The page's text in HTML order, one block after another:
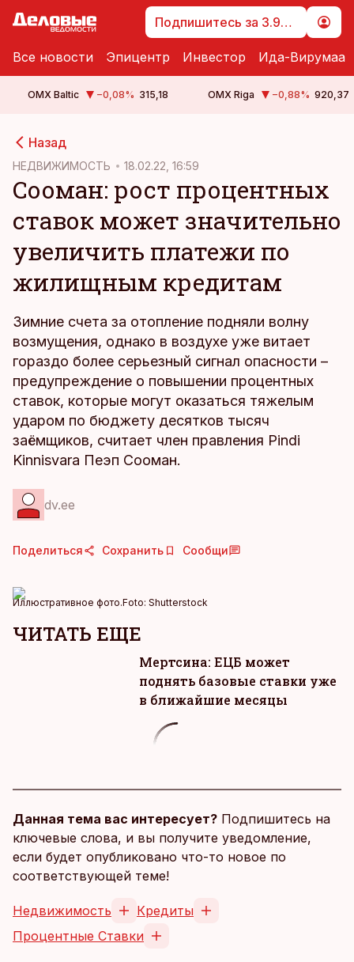
Подпишитесь за 3.99 €
Все новости Эпицентр Инвестор Ида-Вирумаа
OMX Baltic −0,08% 315,18 OMX Riga −0,88% 920,37
Назад
НЕДВИЖИМОСТЬ 18.02.22, 16:59
Сооман: рост процентных
ставок может значительно
увеличить платежи по
жилищным кредитам
Зимние счета за отопление подняли волну
возмущения, однако в воздухе уже витает
гораздо более серьезный сигнал опасности –
предупреждение о повышении процентных
ставок, которые могут оказаться тяжелым
ударом по бюджету десятков тысяч
заёмщиков, считает член правления Pindi
Kinnisvara Пеэп Сооман.
dv.ee
Поделиться Сохранить Сообщи
Иллюстративное фото.Foto: Shutterstock
ЧИТАТЬ ЕЩЕ
Мертсина: ЕЦБ может
поднять базовые ставки уже
в ближайшие месяцы
Данная тема вас интересует? Подпишитесь на
ключевые слова, и вы получите уведомление,
если будет опубликовано что-то новое по
соответствующей теме!
Недвижимость
Кредиты
Процентные Ставки